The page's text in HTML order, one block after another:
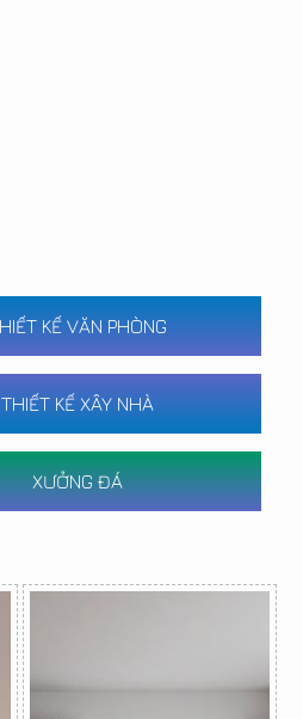
KẾ VĂN PHÒNG
THIẾT KẾ XÂY NHÀ
XƯỞNG ĐÁ